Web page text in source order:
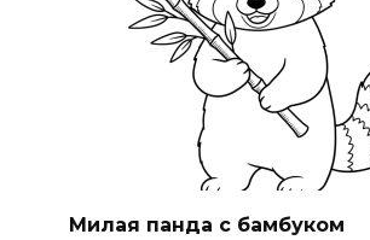
Милая панда с бамбуком